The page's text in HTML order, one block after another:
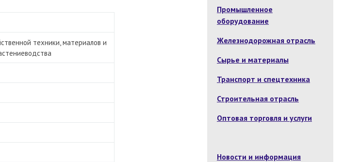
техники, материалов и
Промышленное
оборудование
Железнодорожная отрасль
Сырье и материалы
Транспорт и спецтехника
Строительная отрасль
Оптовая торговля и услуги
Новости и информация